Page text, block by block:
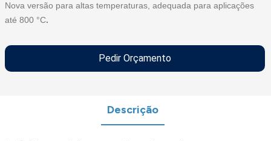
Nova versão para altas temperaturas, adequada para aplicações
até 800 °C.
Pedir Orçamento
Descrição